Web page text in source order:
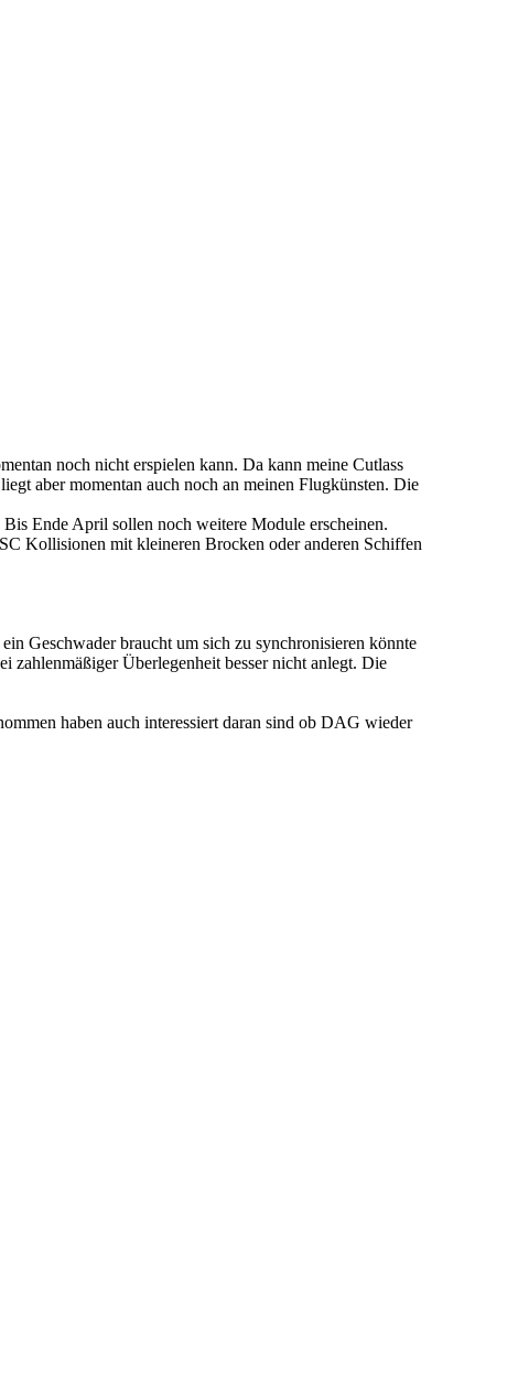
noch nicht erspielen kann. Da kann meine Cutlass
aber momentan auch noch an meinen Flugkünsten. Die
Ende April sollen noch weitere Module erscheinen.
Kollisionen mit kleineren Brocken oder anderen Schiffen
Geschwader braucht um sich zu synchronisieren könnte
zahlenmäßiger Überlegenheit besser nicht anlegt. Die
haben auch interessiert daran sind ob DAG wieder